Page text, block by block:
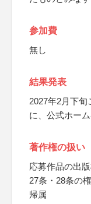
参加費
無し
結果発表
2027年2月下
に、公式ホー
著作権の扱い
応募作品の出
27条・28条の
帰属